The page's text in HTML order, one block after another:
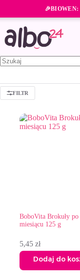
treści
🎉BIOWEN:
FILTR
BoboVita Brokuły po
miesiącu 125 g
5,45 zł
Dodaj do